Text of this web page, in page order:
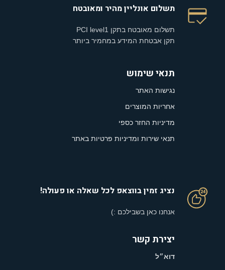
תשלום אונליין מהיר ומאובטח
תשלום מאובטח בתקן PCI level1
תקן אבטחת המידע במחמיר ביותר
תנאי שימוש
נגישות האתר
אחריות המוצרים
מדיניות החזר כספי
תנאי שירות ומדיניות פרטיות באתר
נציג זמין בווצאפ לכל שאלה או פעולה!
אנחנו כאן בשבילכם :)
יצירת קשר
דוא״ל